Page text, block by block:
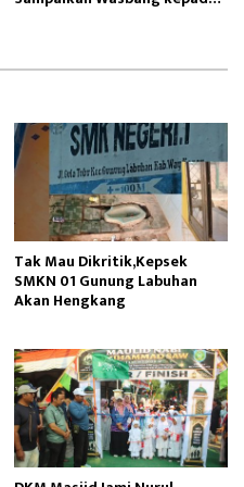
Tak Mau Dikritik,Kepsek
SMKN 01 Gunung Labuhan
Akan Hengkang